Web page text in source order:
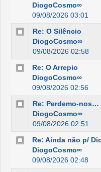
DiogoCosmo∞
09/08/2026 03:01
Re: O Silêncio
DiogoCosmo∞
09/08/2026 02:58
Re: O Arrepio
DiogoCosmo∞
09/08/2026 02:56
Re: Perdemo-
DiogoCosmo∞
09/08/2026 02:51
Re: Ainda não p/
DiogoCosmo∞
09/08/2026 02:48